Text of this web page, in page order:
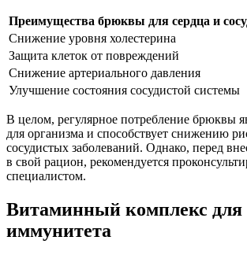
Преимущества брюквы для сердца и
Снижение уровня холестерина
Защита клеток от повреждений
Снижение артериального давления
Улучшение состояния сосудистой системы
В целом, регулярное потребление брюквы
для организма и способствует снижению
сосудистых заболеваний. Однако, перед
в свой рацион, рекомендуется
специалистом.
Витаминный комплекс для
иммунитета